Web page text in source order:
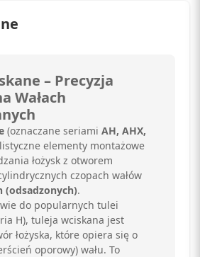
– Precyzja
Wałach
(oznaczane seriami AH, AHX,
elementy montażowe
łożysk z otworem
czopach wałów
(odsadzonych).
do popularnych tulei
H), tuleja wciskana jest
łożyska, które opiera się o
oporowy) wału. To